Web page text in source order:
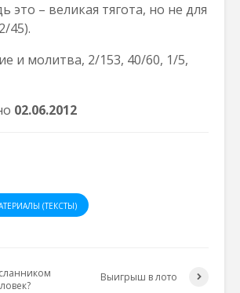
это – великая тягота, но не для
45).
и молитва, 2/153, 40/60, 1/5,
02.06.2012
(ТЕКСТЫ)
Выигрыш в лото